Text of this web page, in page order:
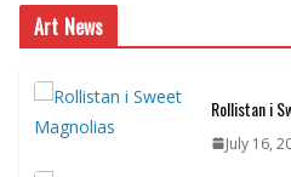
Art News
Rollistan i
July 16,